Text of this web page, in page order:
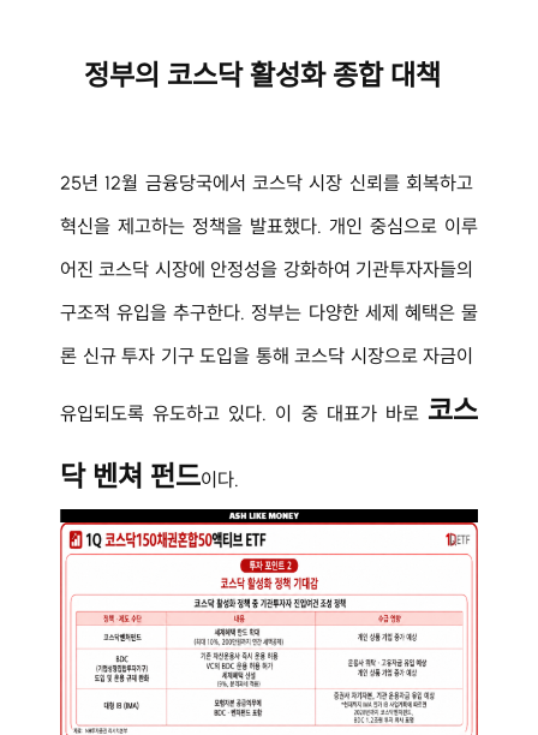
정부의 코스닥 활성화 종합 대책
25년 12월 금융당국에서 코스닥 시장 신뢰를 회복하고
혁신을 제고하는 정책을 발표했다. 개인 중심으로 이루
어진 코스닥 시장에 안정성을 강화하여 기관투자자들의
구조적 유입을 추구한다. 정부는 다양한 세제 혜택은 물
론 신규 투자 기구 도입을 통해 코스닥 시장으로 자금이
유입되도록 유도하고 있다. 이 중 대표가 바로 코스
닥 벤쳐 펀드이다.